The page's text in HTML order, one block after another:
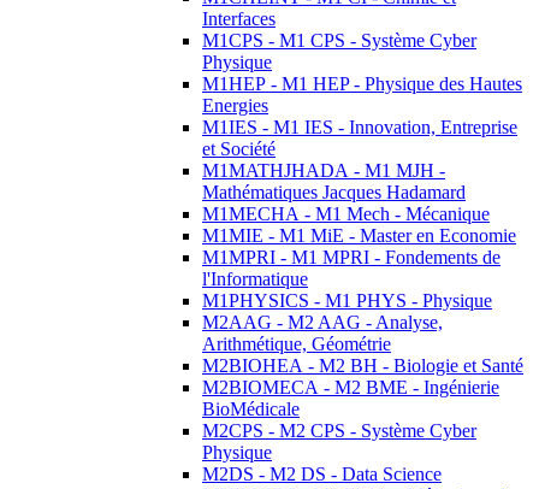
Interfaces
M1CPS - M1 CPS - Système Cyber
Physique
M1HEP - M1 HEP - Physique des Hautes
Energies
M1IES - M1 IES - Innovation, Entreprise
et Société
M1MATHJHADA - M1 MJH -
Mathématiques Jacques Hadamard
M1MECHA - M1 Mech - Mécanique
M1MIE - M1 MiE - Master en Economie
M1MPRI - M1 MPRI - Fondements de
l'Informatique
M1PHYSICS - M1 PHYS - Physique
M2AAG - M2 AAG - Analyse,
Arithmétique, Géométrie
M2BIOHEA - M2 BH - Biologie et Santé
M2BIOMECA - M2 BME - Ingénierie
BioMédicale
M2CPS - M2 CPS - Système Cyber
Physique
M2DS - M2 DS - Data Science